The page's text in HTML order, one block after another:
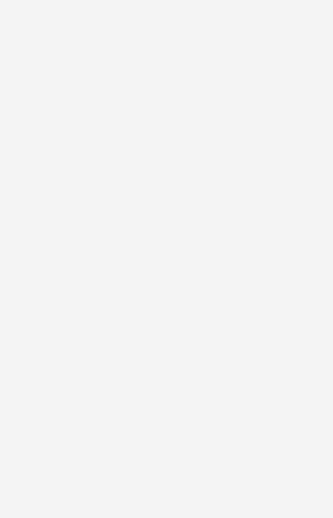
bons, innocents i
d’aquesta veritat és el cor —un
sembla.
we don’t understand the
how could we ever see the
the whole youth is depressed
individual a Terrassa